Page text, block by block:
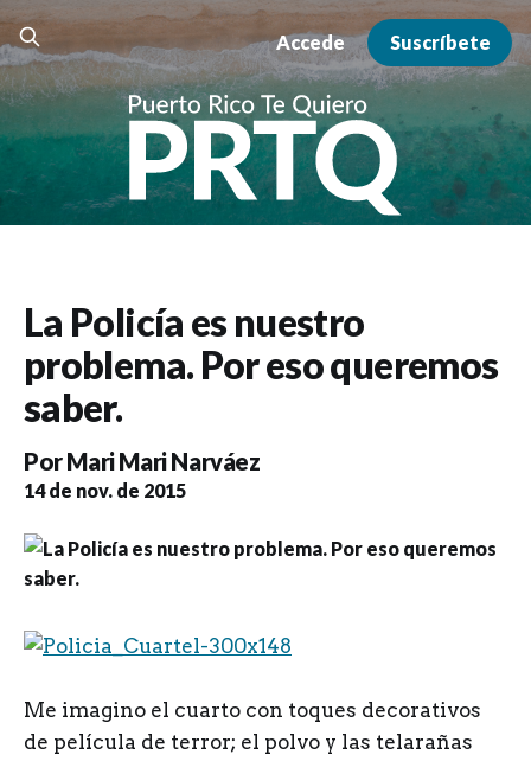
Accede Suscríbete
La Policía es nuestro
problema. Por eso queremos
saber.
PorMari Mari Narváez
14 de nov. de 2015
Me imagino el cuarto con toques decorativos
de película de terror; el polvo y las telarañas